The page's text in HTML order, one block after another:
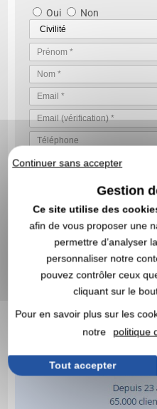
Oui Non
VALIDER VOTRE
En nous envoyant votre
conditions générales
confidentialité des données
Continuer sans accepter
Gestion
Ce site utilise des
afin de vous proposer une
permettre d’analyser
personnaliser notre
pouvez contrôler ceux
cliquant sur le
Pour en savoir plus sur les
notre
politique
Tout accepter